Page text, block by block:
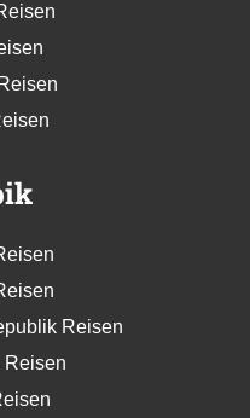
Reisen
Reisen